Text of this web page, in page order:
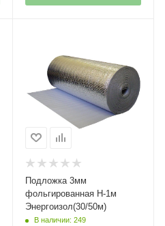
Подложка 3мм
фольгированная H-1м
Энергоизол(30/50м)
В наличии: 249